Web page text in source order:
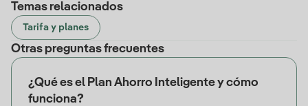
Temas relacionados
Tarifa y planes
Otras preguntas frecuentes
¿Qué es el Plan Ahorro Inteligente y cómo
funciona?